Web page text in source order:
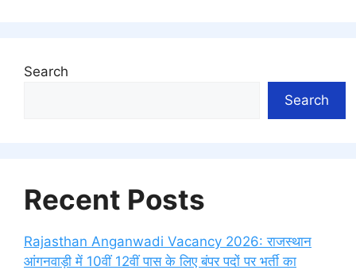
Search
Search
Recent Posts
Rajasthan Anganwadi Vacancy 2026: राजस्थान
आंगनवाड़ी में 10वीं 12वीं पास के लिए बंपर पदों पर भर्ती का